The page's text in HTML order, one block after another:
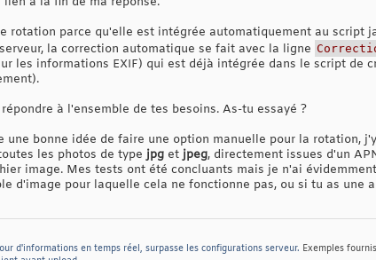
rotation parce qu'elle est intégrée automatiquement au script
la correction automatique se fait avec la ligne
les informations EXIF) qui est déjà intégrée dans le script de
à l'ensemble de tes besoins. As-tu essayé ?
une bonne idée de faire une option manuelle pour la rotation,
les photos de type jpg et jpeg, directement issues d'un
image. Mes tests ont été concluants mais je n'ai
d'image pour laquelle cela ne fonctionne pas, ou si tu as une
d'informations en temps réel, surpasse les configurations serveur. Exemples